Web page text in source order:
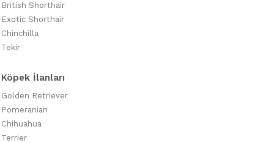
British Shorthair
Exotic Shorthair
Chinchilla
Tekir
Köpek İlanları
Golden Retriever
Pomeranian
Chihuahua
Terrier